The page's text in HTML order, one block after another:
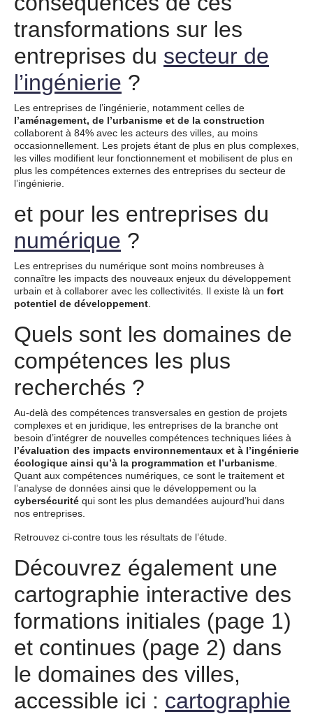
transformations sur les
entreprises du secteur de
l’ingénierie ?
Les entreprises de l’ingénierie, notamment celles de
l’aménagement, de l’urbanisme et de la construction
collaborent à 84% avec les acteurs des villes, au moins
occasionnellement. Les projets étant de plus en plus complexes,
les villes modifient leur fonctionnement et mobilisent de plus en
plus les compétences externes des entreprises du secteur de
l’ingénierie.
et pour les entreprises du
numérique ?
Les entreprises du numérique sont moins nombreuses à
connaître les impacts des nouveaux enjeux du développement
urbain et à collaborer avec les collectivités. Il existe là un fort
potentiel de développement
Quels sont les domaines de
compétences les plus
recherchés ?
Au-delà des compétences transversales en gestion de projets
complexes et en juridique, les entreprises de la branche ont
besoin d’intégrer de nouvelles compétences techniques liées à
l’évaluation des impacts environnementaux et à l’ingénierie
écologique ainsi qu’à la programmation et l’urbanisme
Quant aux compétences numériques, ce sont le traitement et
l’analyse de données ainsi que le développement ou la
cybersécurité qui sont les plus demandées aujourd’hui dans
nos entreprises.
Retrouvez ci-contre tous les résultats de l’étude.
Découvrez également une
cartographie interactive des
formations initiales (page 1)
et continues (page 2) dans
le domaines des villes,
accessible ici : cartographie